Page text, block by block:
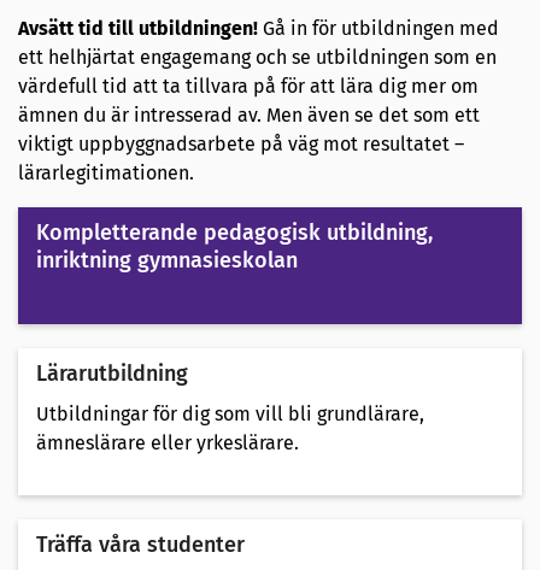
Avsätt tid till utbildningen! Gå in för utbildningen med
ett helhjärtat engagemang och se utbildningen som en
värdefull tid att ta tillvara på för att lära dig mer om
ämnen du är intresserad av. Men även se det som ett
viktigt uppbyggnadsarbete på väg mot resultatet –
lärarlegitimationen.
Kompletterande pedagogisk utbildning,
inriktning gymnasieskolan
Lärarutbildning
Utbildningar för dig som vill bli grundlärare,
ämneslärare eller yrkeslärare.
Träffa våra studenter